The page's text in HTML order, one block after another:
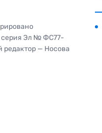
серия Эл № ФС77-
редактор — Носова